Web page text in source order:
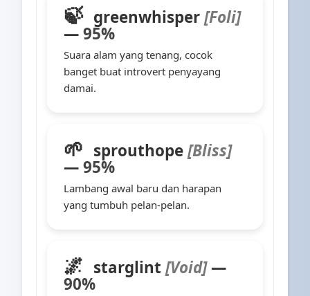
🍃 greenwhisper[Foli]
—95%
Suara alam yang tenang, cocok
banget buat introvert penyayang
damai.
🌱 sprouthope[Bliss]
—95%
Lambang awal baru dan harapan
yang tumbuh pelan-pelan.
🌌 starglint [Void]—
90%